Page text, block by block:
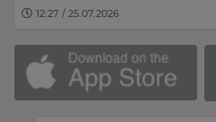
12:27 / 25.07.2026